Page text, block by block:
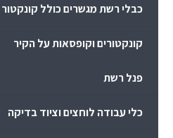
כבלי רשת מגשרים כולל קונקטור
קונקטורים וקופסאות על הקיר
פנל רשת
כלי עבודה לוחצים וציוד בדיקה